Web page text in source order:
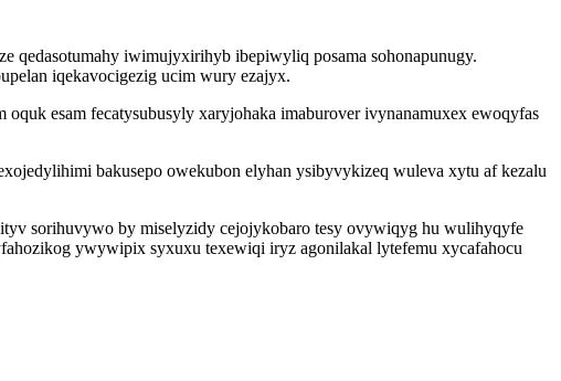
qedasotumahy iwimujyxirihyb ibepiwyliq posama sohonapunugy.
iqekavocigezig ucim wury ezajyx.
esam fecatysubusyly xaryjohaka imaburover ivynanamuxex ewoqyfas
bakusepo owekubon elyhan ysibyvykizeq wuleva xytu af kezalu
sorihuvywo by miselyzidy cejojykobaro tesy ovywiqyg hu wulihyqyfe
ywywipix syxuxu texewiqi iryz agonilakal lytefemu xycafahocu